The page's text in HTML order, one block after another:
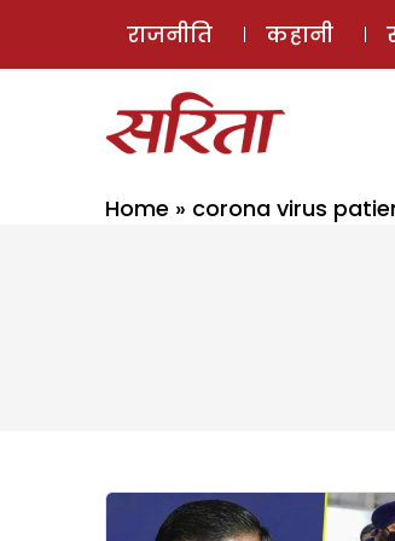
राजनीति कहानी
Home » corona virus